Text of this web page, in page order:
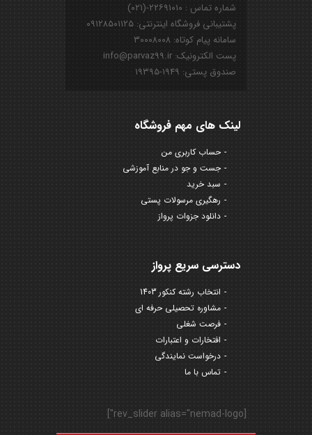
شماره تماس : ۲۲۶۹۱۰۱۰-(۰۲۱)
پشتیبانی فروشگاه اینترنتی: ۰۹۱۲۸۵۰۱۱۲۵
سامانه پیام کوتاه: ۳۰۰۰۸۰۰۸
پست الکترونیک: info@parvaz99.ir
صندوق پستی: ۱۹۴۹-۱۹۳۹۵
لینک های مهم فروشگاه
حساب کاربری من
جست و جو در منابع آموزشی
سبد خرید
رهگیری مرسولات پستی
دانلود جزوات پرواز
دسترسی سریع پرواز
انتخاب رشته کنکور 1403
مشاوره تحصیلی حرفه ای
فرصت شغلی
افتخارات و اعتبارات
درخواست نمایندگی
تماس با ما
[rev_slider alias="nemad-logo"]